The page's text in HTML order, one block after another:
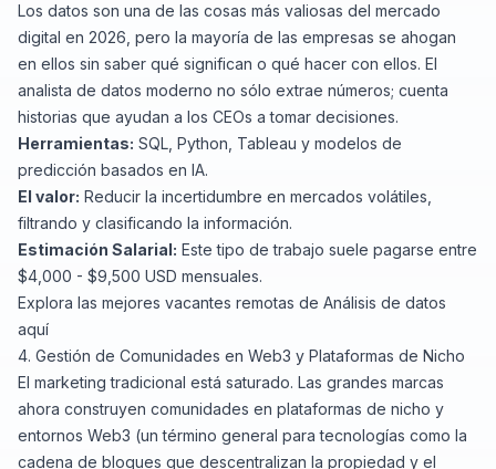
Los datos son una de las cosas más valiosas del mercado
digital en 2026, pero la mayoría de las empresas se ahogan
en ellos sin saber qué significan o qué hacer con ellos. El
analista de datos moderno no sólo extrae números; cuenta
historias que ayudan a los CEOs a tomar decisiones.
Herramientas: SQL, Python, Tableau y modelos de
predicción basados en IA.
El valor: Reducir la incertidumbre en mercados volátiles,
filtrando y clasificando la información.
Estimación Salarial: Este tipo de trabajo suele pagarse entre
$4,000 - $9,500 USD mensuales.
Explora las mejores vacantes remotas de Análisis de datos
aquí
4. Gestión de Comunidades en Web3 y Plataformas de Nicho
El marketing tradicional está saturado. Las grandes marcas
ahora construyen comunidades en plataformas de nicho y
entornos Web3 (un término general para tecnologías como la
cadena de bloques que descentralizan la propiedad y el